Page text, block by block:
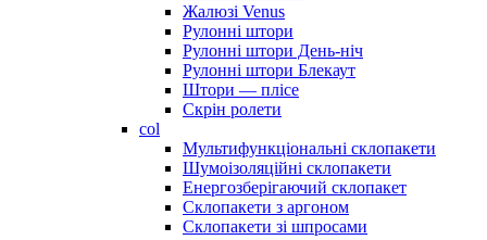
Жалюзі Venus
Рулонні штори
Рулонні штори День-ніч
Рулонні штори Блекаут
Штори — плісе
Скрін ролети
col
Мультифункціональні склопакети
Шумоізоляційні склопакети
Енергозберігаючий склопакет
Склопакети з аргоном
Склопакети зі шпросами